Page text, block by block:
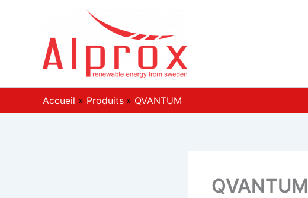
Accueil Produits QVANTUM
QVANTUM